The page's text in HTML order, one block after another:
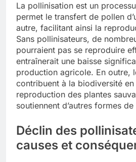
La pollinisation est un
permet le transfert de pollen
autre, facilitant ainsi la
Sans pollinisateurs, de
pourraient pas se reproduire
entraînerait une baisse
production agricole. En outre,
contribuent à la biodiversité
reproduction des plantes
soutiennent d’autres formes de
Déclin des
causes et